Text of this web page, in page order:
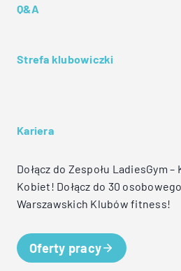
Q&A
Strefa klubowiczki
Kariera
Dołącz do Zespołu LadiesGym
Kobiet! Dołącz do 30
Warszawskich Klubów fitness!
Oferty pracy